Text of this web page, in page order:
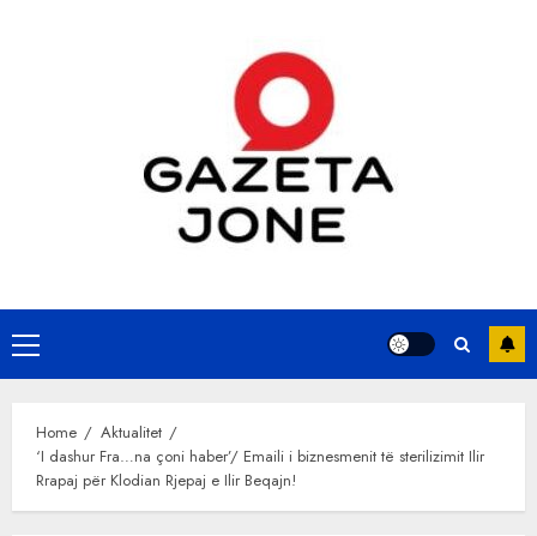
Primary
Menu
Home
Aktualitet
‘I dashur Fra…na çoni haber’/ Emaili i biznesmenit të sterilizimit Ilir
Rrapaj për Klodian Rjepaj e Ilir Beqajn!